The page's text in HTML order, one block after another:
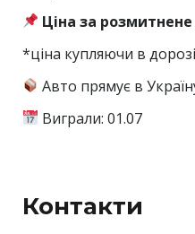
Ціна за
*ціна купляючи в дорозі
Авто прямує в
Виграли: 01.07
Контакти